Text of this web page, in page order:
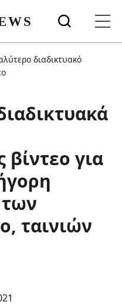
διαδικτυακό
για
ταινιών